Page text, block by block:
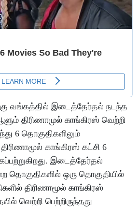
வங்கத்தில் இடைத்தேர்தல் நடந்த
திரிணாமுல் காங்கிரஸ் வெற்றி
6 தொகுதிகளிலும்
காங்கிரஸ் கட்சி 6
இடைத்தேர்தல்
தொகுதிகளில் ஒரு தொகுதியில்
திரிணாமூல் காங்கிரஸ்
வெற்றி பெற்றிருந்தது